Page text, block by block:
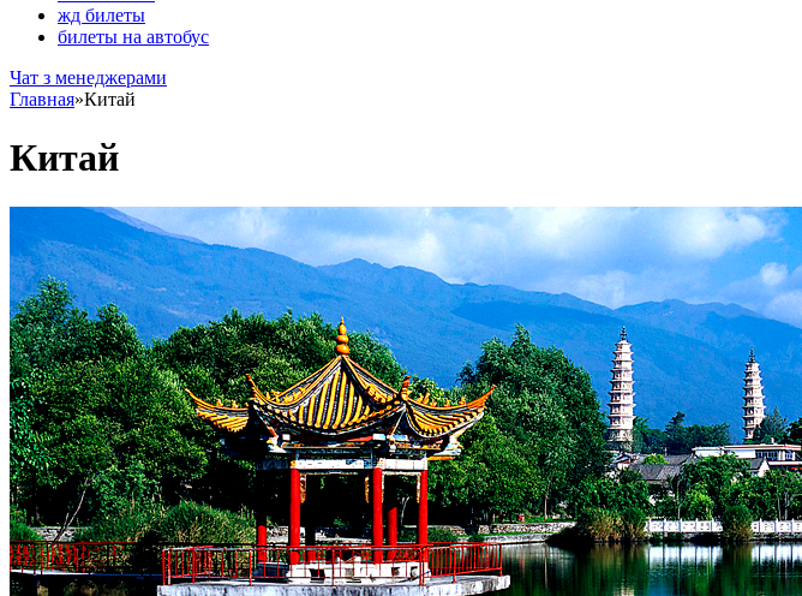
жд билеты
билеты на автобус
Чат з менеджерами
Главная»Китай
Китай